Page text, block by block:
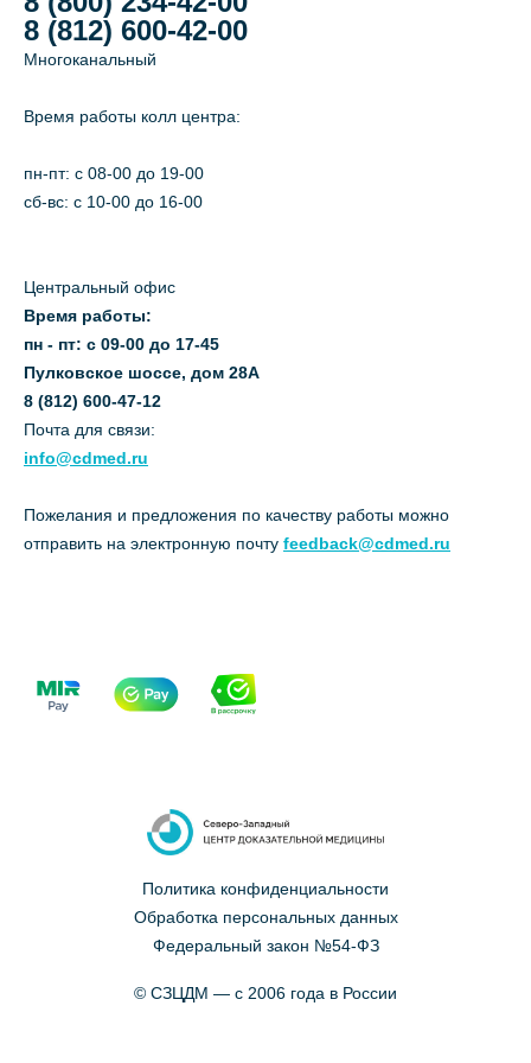
8 (812) 600-42-00
Многоканальный
Время работы колл центра:
пн-пт: c 08-00 до 19-00
сб-вс: с 10-00 до 16-00
Центральный офис
Время работы:
пн - пт: с 09-00 до 17-45
Пулковское шоссе, дом 28А
8 (812) 600-47-12
Почта для связи:
info@cdmed.ru
Пожелания и предложения по качеству работы можно
отправить на электронную почту feedback@cdmed.ru
Политика конфиденциальности
Обработка персональных данных
Федеральный закон №54-ФЗ
© СЗЦДМ — с 2006 года в России